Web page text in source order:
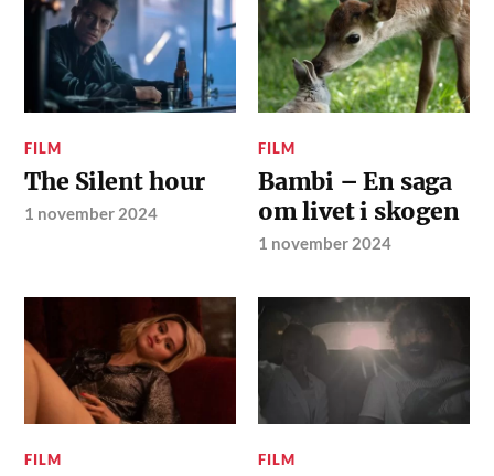
FILM
The Silent hour
1 november 2024
FILM
Bambi – En saga
om livet i skogen
1 november 2024
FILM FILM